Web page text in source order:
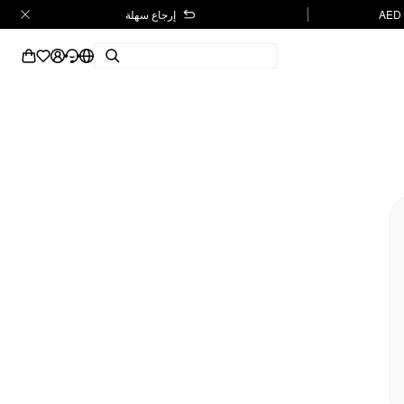
إرجاع سهلة